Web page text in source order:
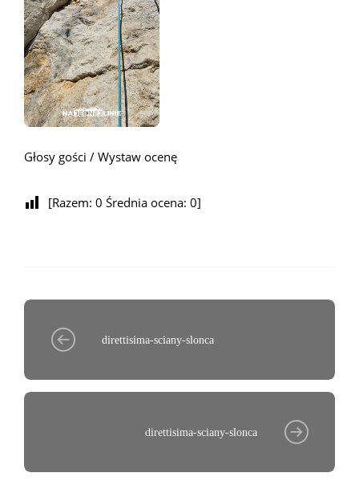
Głosy gości / Wystaw ocenę
[Razem: 0 Średnia ocena: 0]
direttisima-sciany-slonca
direttisima-sciany-slonca